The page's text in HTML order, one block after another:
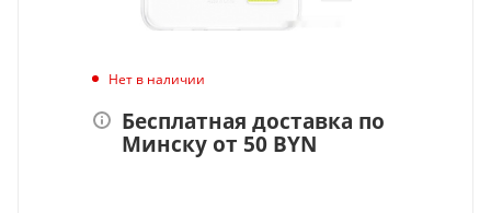
Нет в наличии
Бесплатная доставка по
Минску от 50 BYN